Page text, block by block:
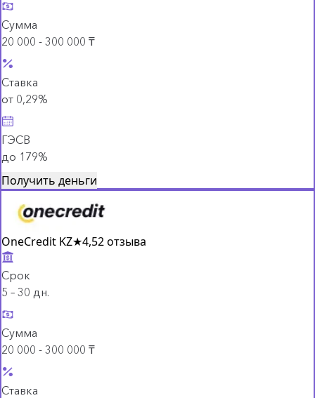
Сумма
20 000 - 300 000 ₸
Ставка
от 0,29%
ГЭСВ
до 179%
Получить деньги
OneCredit KZ★4,52 отзыва
Срок
5 – 30 дн.
Сумма
20 000 - 300 000 ₸
Ставка